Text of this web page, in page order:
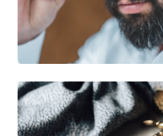
Βάρος:
Ρυθμιζόμενα μαξιλάρια μύτης:
Εύκαμπτη άρθρωση:
Αξεσουάρ
Παρέχονται με θήκη:
Πανί καθαρισμού:
Άλλα